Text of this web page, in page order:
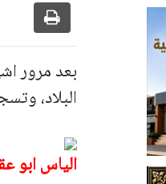
بعد مرور
البلاد،
الياس ابو